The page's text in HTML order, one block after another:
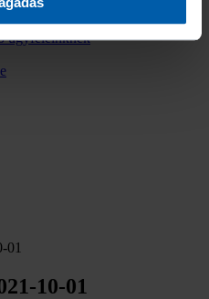
ügyfeleinknek
01
10-01